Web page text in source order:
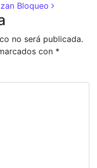
Bloqueo
no será publicada.
con *